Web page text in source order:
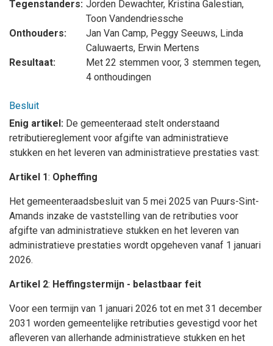
Tegenstanders: Jorden Dewachter, Kristina Galestian,
Toon Vandendriessche
Onthouders:
Jan Van Camp, Peggy Seeuws, Linda
Caluwaerts, Erwin Mertens
Resultaat:
Met 22 stemmen voor, 3 stemmen tegen,
4 onthoudingen
Besluit
Enig artikel: De gemeenteraad stelt onderstaand
retributiereglement voor afgifte van administratieve
stukken en het leveren van administratieve prestaties vast:
Artikel 1: Opheffing
Het gemeenteraadsbesluit van 5 mei 2025 van Puurs-Sint-
Amands inzake de vaststelling van de retributies voor
afgifte van administratieve stukken en het leveren van
administratieve prestaties wordt opgeheven vanaf 1 januari
2026.
Artikel 2: Heffingstermijn - belastbaar feit
Voor een termijn van 1 januari 2026 tot en met 31 december
2031 worden gemeentelijke retributies gevestigd voor het
afleveren van allerhande administratieve stukken en het